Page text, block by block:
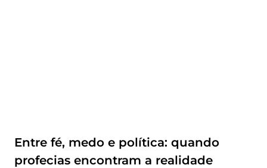
Entre fé, medo e política: quando
profecias encontram a realidade